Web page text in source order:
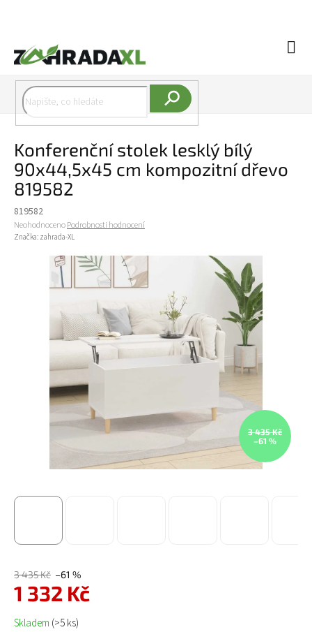
Konferenční stolek lesklý bílý
90x44,5x45 cm kompozitní dřevo
819582
819582
Průměrné hodnocení produktu je 0,0 z 5 hvězdiček.
NeohodnocenoPodrobnosti hodnocení
Značka: zahrada-XL
3 435 Kč
–61 %
3 435 Kč –61 %
1 332 Kč
Měrná cena:
Skladem (>5 ks)